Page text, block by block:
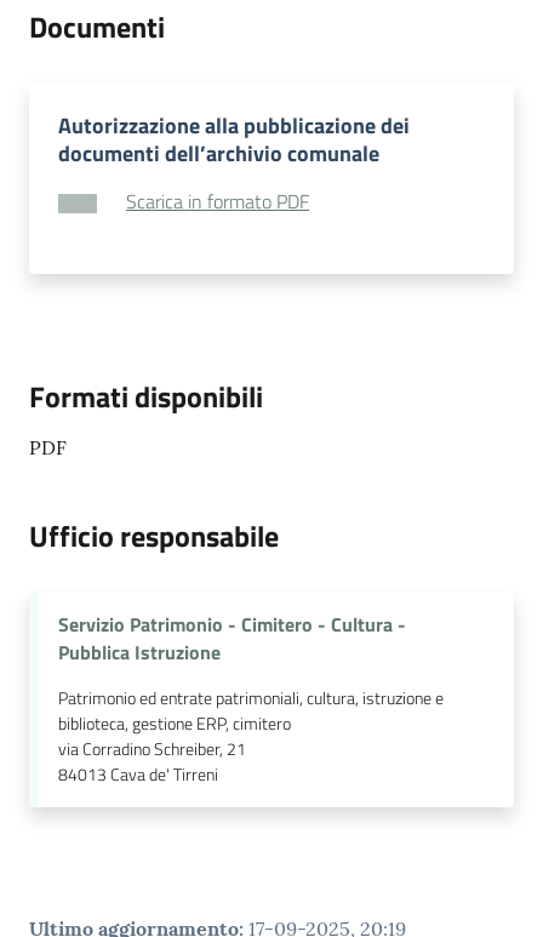
Documenti
Autorizzazione alla pubblicazione dei
documenti dell’archivio comunale
Scarica in formato PDF
Formati disponibili
PDF
Ufficio responsabile
Servizio Patrimonio - Cimitero - Cultura -
Pubblica Istruzione
Patrimonio ed entrate patrimoniali, cultura, istruzione e
biblioteca, gestione ERP, cimitero
via Corradino Schreiber, 21
84013Cava de' Tirreni
Ultimo aggiornamento: 17-09-2025, 20:19